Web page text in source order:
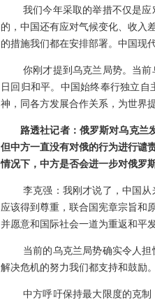
我们今年采取的举措不仅是
的，中国还有应对气候变化、收入
的措施我们都在安排部署。中国现
你刚才提到乌克兰局势。当
日回归和平。中国始终奉行独立
神，同各方发展合作关系，为世界
路透社记者：俄罗斯对乌克兰
但中方一直没有对俄的行为进行谴
情况下，中方是否会进一步对俄罗
李克强：我刚才说了，中国
应该得到尊重，联合国宪章宗旨和
并愿意和国际社会一道为重返和平
当前的乌克兰局势确实令人
解决危机的努力我们都支持和鼓励
中方呼吁保持最大限度的克